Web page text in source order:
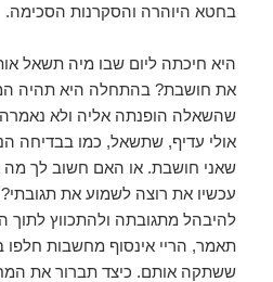
בחטא היוהרה והסקרנות הסכימה.
היא חיכתה ליום שבו מיה תשאל
את חושבת? בהתחלה היא תהיה
שהשאלה הופנתה אליה ולא
אולי עדיף, שתשאל, כמו בבדיחה
שאני חושבת. או האם חשוב לך מה
עכשיו את רוצה לשמוע את תגובתי?
להיבהל מתגובתה ולהתכווץ לתוך
תאמר, הריי אינסוף מחשבות
ששתקה אותם. כיצד תברור את